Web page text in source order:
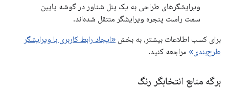
ویرایشگرهای طراحی به یک پنل شناور در گوشه پایین
سمت راست پنجره ویرایشگر منتقل شده‌اند.
برای کسب اطلاعات بیشتر، به بخش «ایجاد رابط کاربری با ویرایشگر
طرح‌بندی» مراجعه کنید.
برگه منابع انتخابگر رنگ